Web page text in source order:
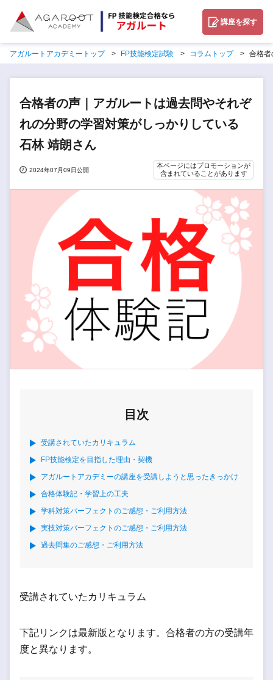
講座を探す
アガルートアカデミートップ FP技能検定試験 コラムトップ 合格者
合格者の声｜アガルートは過去問やそれぞ
れの分野の学習対策がしっかりしている
石林 靖朗さん
2024年07月09日公開
本ページにはプロモーションが
含まれていることがあります
目次
受講されていたカリキュラム
FP技能検定を目指した理由・契機
アガルートアカデミーの講座を受講しようと思ったきっかけ
合格体験記・学習上の工夫
学科対策パーフェクトのご感想・ご利用方法
実技対策パーフェクトのご感想・ご利用方法
過去問集のご感想・ご利用方法
受講されていたカリキュラム
下記リンクは最新版となります。合格者の方の受講年
度と異なります。